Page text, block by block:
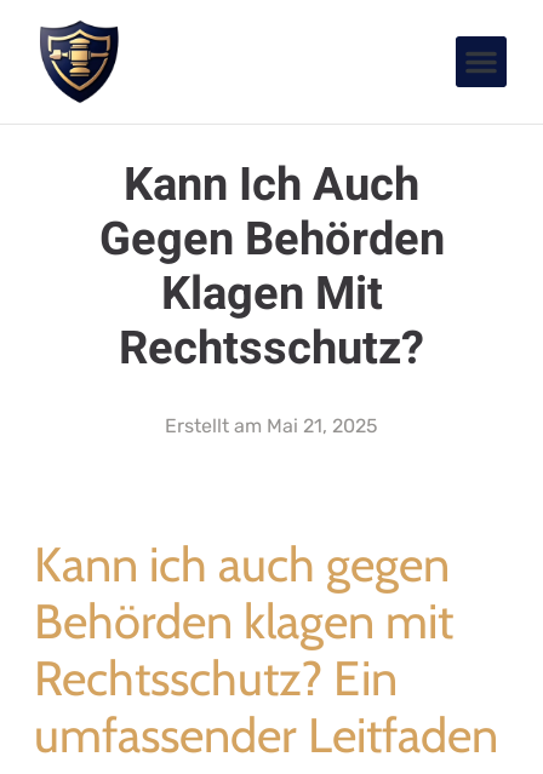
Kann Ich Auch
Gegen Behörden
Klagen Mit
Rechtsschutz?
Erstellt am Mai 21, 2025
Kann ich auch gegen
Behörden klagen mit
Rechtsschutz? Ein
umfassender Leitfaden